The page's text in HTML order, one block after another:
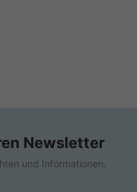
Newsletter
und Informationen.